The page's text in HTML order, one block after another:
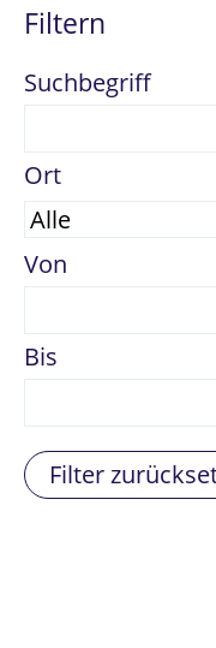
Filtern
Suchbegriff
Ort
Von
Bis
Filter